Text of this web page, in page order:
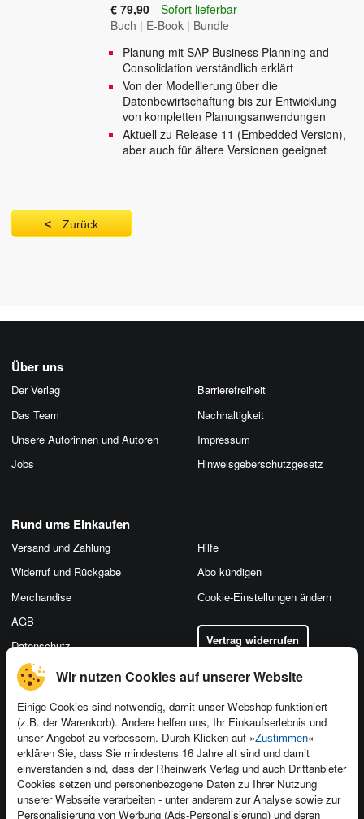
Wir nutzen Cookies auf unserer Website
Einige Cookies sind notwendig, damit unser Webshop funktioniert
(z.B. der Warenkorb). Andere helfen uns, Ihr Einkaufserlebnis und
unser Angebot zu verbessern. Durch Klicken auf »Zustimmen«
erklären Sie, dass Sie mindestens 16 Jahre alt sind und damit
einverstanden sind, dass der Rheinwerk Verlag und auch Drittanbieter
Cookies setzen und personenbezogene Daten zu Ihrer Nutzung
unserer Webseite verarbeiten - unter anderem zur Analyse sowie zur
Personalisierung von Werbung (Ads-Personalisierung) und deren
€ 79,90
Sofort lieferbar
Buch | E-Book | Bundle
Planung mit SAP Business Planning and
Consolidation verständlich erklärt
Von der Modellierung über die
Datenbewirtschaftung bis zur Entwicklung
von kompletten Planungsanwendungen
Aktuell zu Release 11 (Embedded Version),
aber auch für ältere Versionen geeignet
Zurück
Über uns
Der Verlag
Das Team
Unsere Autorinnen und Autoren
Jobs
Barrierefreiheit
Nachhaltigkeit
Impressum
Hinweis­geber­schutz­gesetz
Kontakt
Newsletter
Für Unternehmen
Presseservice
Produktfeedback
Foreign Rights
Ein Buch schreiben
Rund ums Einkaufen
Versand und Zahlung
Widerruf und Rückgabe
Merchandise
AGB
Datenschutz
Hilfe
Abo kündigen
Cookie-Einstellungen ändern
Vertrag widerrufen